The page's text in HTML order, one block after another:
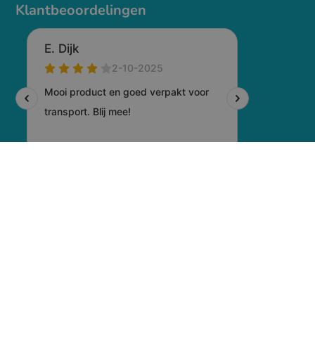
Klantbeoordelingen